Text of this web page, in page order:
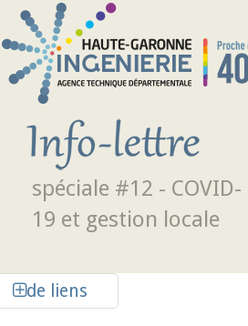
Aller au contenu principal
spéciale #12 - COVID-
19 et gestion locale
de liens